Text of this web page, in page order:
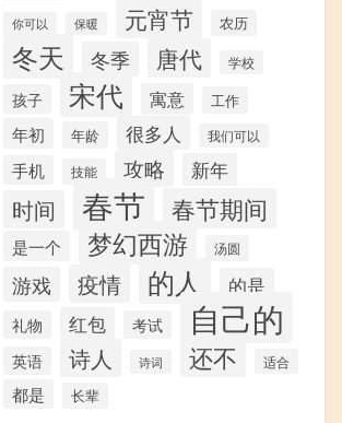
你可以 保暖 元宵节 农历
冬天 冬季 唐代 学校
孩子 宋代 寓意 工作
年初 年龄 很多人 我们可以
手机 技能 攻略 新年
时间 春节 春节期间
是一个 梦幻西游 汤圆
游戏 疫情 的人 的是
礼物 红包 考试 自己的
英语 诗人 诗词 还不 适合
都是 长辈